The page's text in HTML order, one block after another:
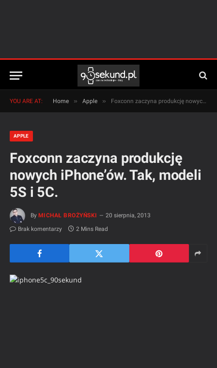
YOU ARE AT: Home » Apple » Foxconn zaczyna produkcję nowych iPhone’ów. Tak, modeli 5S i 5C.
APPLE
Foxconn zaczyna produkcję
nowych iPhone’ów. Tak, modeli
5S i 5C.
By MICHAŁ BROŻYŃSKI
20 sierpnia, 2013
Brak komentarzy
2 Mins Read